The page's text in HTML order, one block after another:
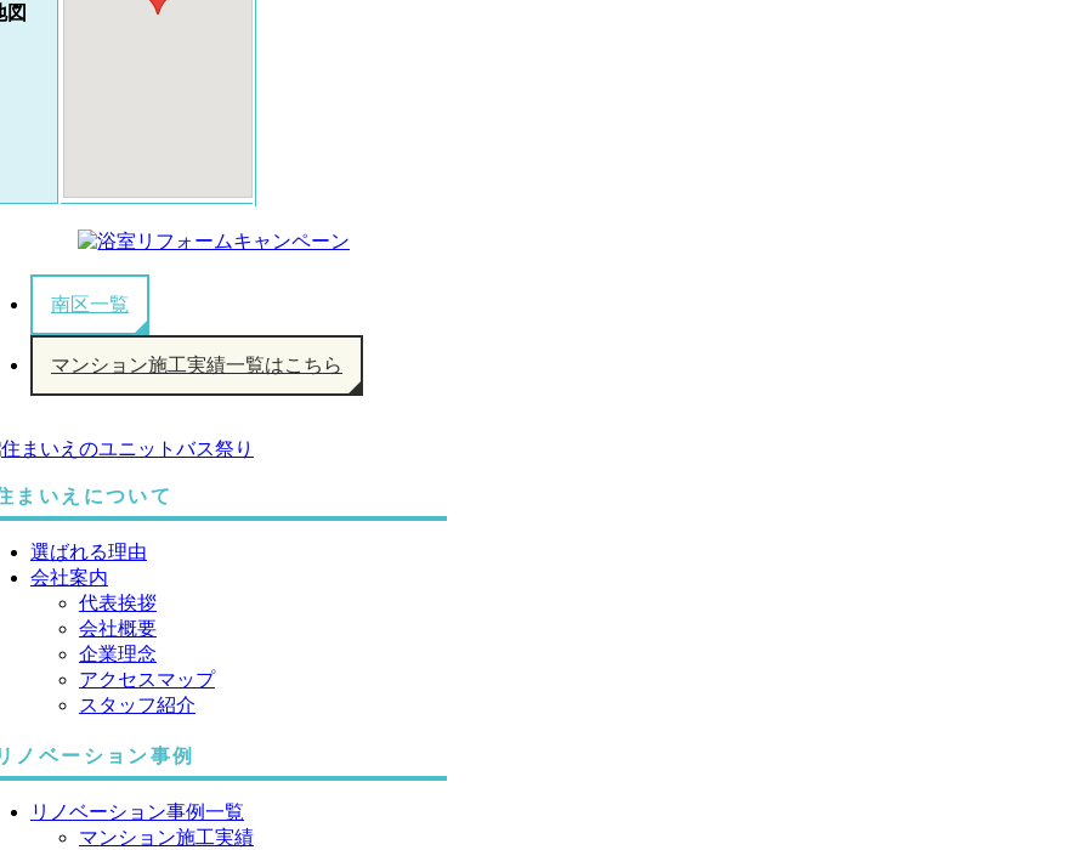
図
南区一覧
マンション施工実績一覧はこちら
まいえについて
選ばれる理由
会社案内
代表挨拶
会社概要
企業理念
アクセスマップ
スタッフ紹介
ノベーション事例
リノベーション事例一覧
マンション施工実績